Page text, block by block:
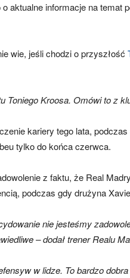
aktualne informacje na temat
wie, jeśli chodzi o przyszłość
Toniego Kroosa. Omówi to z
kariery tego lata,
tylko do końca czerwca.
z faktu, że Real
podczas gdy drużyna
nie jesteśmy
– dodał trener Realu
w lidze. To bardzo